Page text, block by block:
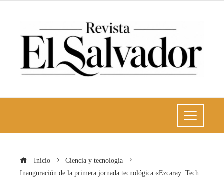
Inicio
Ciencia y tecnología
Inauguración de la primera jornada tecnológica «Ezcaray: Tech